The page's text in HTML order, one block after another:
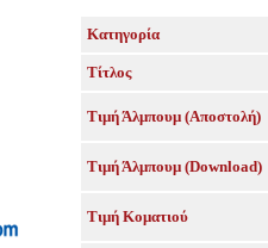
Κατηγορία
Τίτλος
Τιμή Άλμπουμ (Αποστολή)
Τιμή Άλμπουμ (Download)
Τιμή Κοματιού